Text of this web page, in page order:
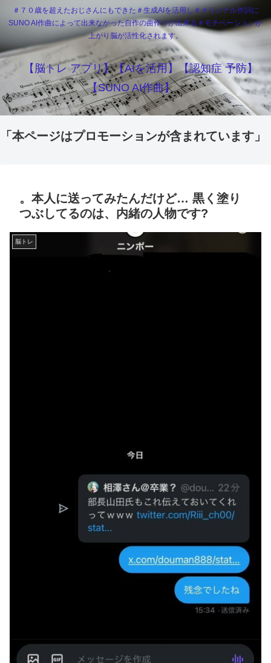
＃７０歳を超えたおじさんにもできた＃生成AIを活用し＃オリジナル作詞に
SUNO AI作曲によって出来なかった自作の曲作りが出来る＃モチベーションが
上がり脳が活性化されます。
【脳トレ アプリ】【AIを活用】【認知症 予防】
【SUNO AI作曲】
「本ページはプロモーションが含まれています」
。本人に送ってみたんだけど… 黒く塗り
つぶしてるのは、内緒の人物です?
脳トレ